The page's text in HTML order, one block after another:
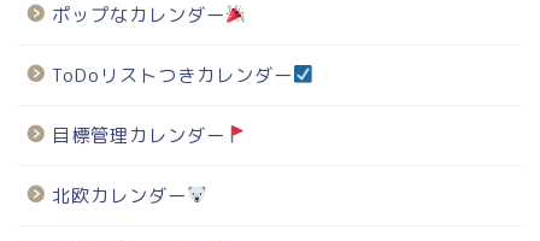
ポップなカレンダー
ToDoリストつきカレンダー
目標管理カレンダー
北欧カレンダー